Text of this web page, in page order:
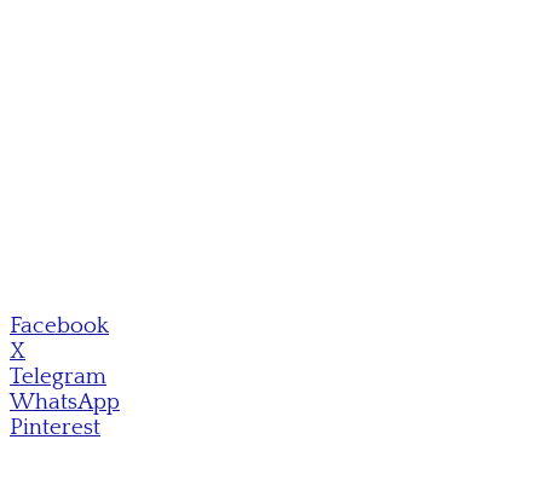
Facebook
X
Telegram
WhatsApp
Pinterest